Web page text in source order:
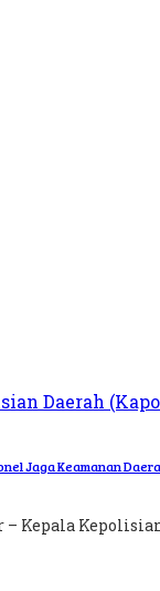
Jaga Keamanan
Kepala